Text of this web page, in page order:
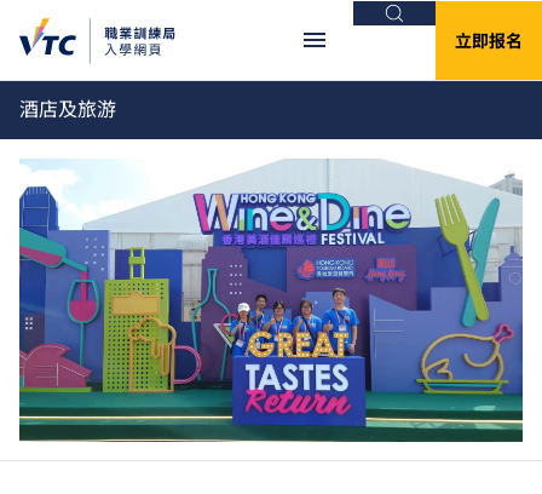
搜索
立即报名
酒店及旅游